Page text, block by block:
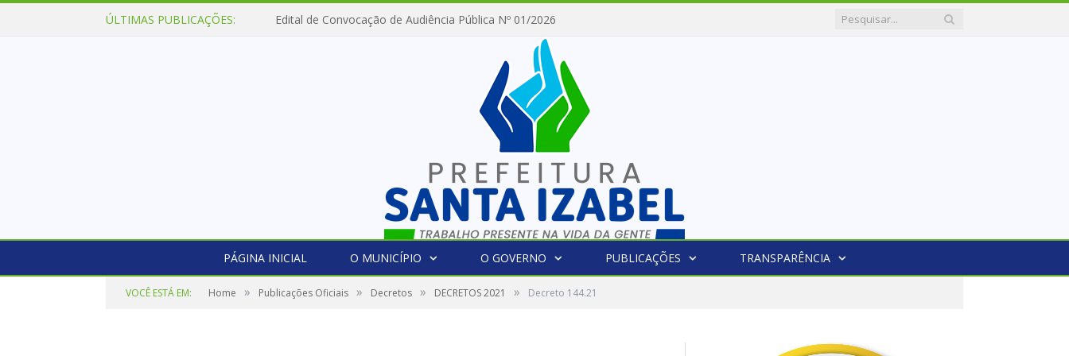
ÚLTIMAS PUBLICAÇÕES: Edital de Convocação de Audiência Pública Nº 01/2026
PÁGINA INICIAL O MUNICÍPIO O GOVERNO PUBLICAÇÕES TRANSPARÊNCIA
VOCÊ ESTÁ EM: Home » Publicações Oficiais » Decretos » DECRETOS 2021 » Decreto 144.21